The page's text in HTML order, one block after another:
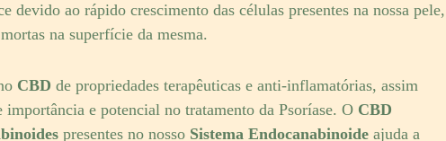
devido ao rápido crescimento das células presentes na nossa pele,
na superfície da mesma.
CBD de propriedades terapêuticas e anti-inflamatórias, assim
e potencial no tratamento da Psoríase. O CBD
presentes no nosso Sistema Endocanabinoide ajuda a